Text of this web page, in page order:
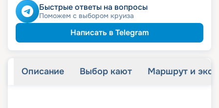
Быстрые ответы на вопросы
Поможем с выбором круиза
Написать в Telegram
Описание Выбор кают Маршрут и